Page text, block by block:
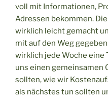
voll mit Informationen,
Adressen bekommen.
wirklich leicht gemacht
mit auf den Weg
wirklich jede Woche eine
uns einen gemeinsamen
sollten, wie wir
als nächstes tun sollten